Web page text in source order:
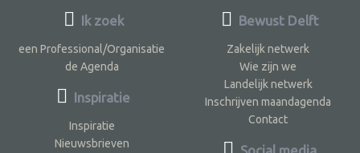
Ik zoek
een Professional/Organisatie
de Agenda
Inspiratie
Inspiratie
Nieuwsbrieven
Bewust Delft
Zakelijk netwerk
Wie zijn we
Landelijk netwerk
Inschrijven maandagenda
Contact